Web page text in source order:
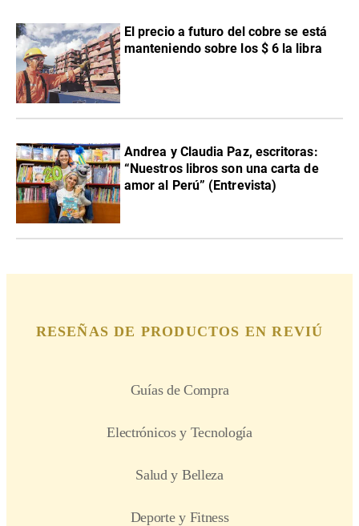
El precio a futuro del cobre se está
manteniendo sobre los $ 6 la libra
Andrea y Claudia Paz, escritoras:
“Nuestros libros son una carta de
amor al Perú” (Entrevista)